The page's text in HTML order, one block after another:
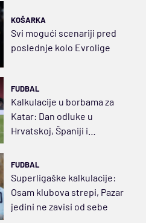
KOŠARKA
Svi mogući scenariji pred
poslednje kolo Evrolige
FUDBAL
Kalkulacije u borbama za
Katar: Dan odluke u
Hrvatskoj, Španiji i
FUDBAL
Superligaške kalkulacije:
Osam klubova strepi, Pazar
jedini ne zavisi od sebe